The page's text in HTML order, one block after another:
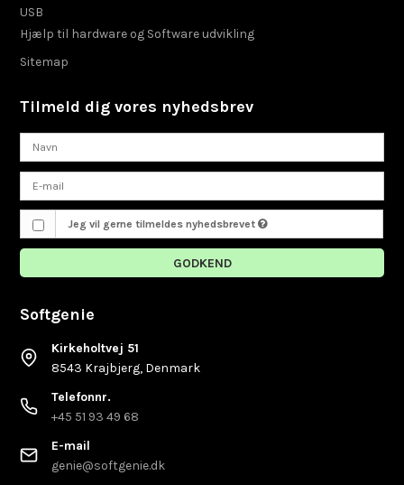
USB
Hjælp til hardware og Software udvikling
Sitemap
Tilmeld dig vores nyhedsbrev
Jeg vil gerne tilmeldes nyhedsbrevet
GODKEND
Softgenie
Kirkeholtvej 51
8543 Krajbjerg, Denmark
Telefonnr.
+45 51 93 49 68
E-mail
genie@softgenie.dk